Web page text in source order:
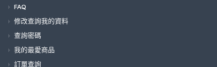
FAQ
修改查詢我的資料
查詢密碼
我的最愛商品
訂單查詢